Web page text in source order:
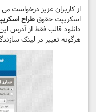
از کاربران عزیز
اسکریپت حقوق طراح
دانلود قالب فقط از آدرس
هرگونه تغییر در لینک